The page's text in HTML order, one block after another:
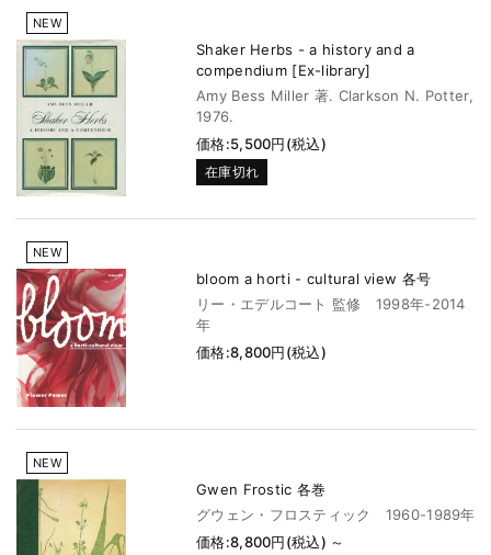
NEW
Shaker Herbs - a history and a
compendium [Ex-library]
Amy Bess Miller 著. Clarkson N. Potter,
1976.
価格:5,500円(税込)
在庫切れ
NEW
bloom a horti - cultural view 各号
リー・エデルコート 監修 1998年-2014
年
価格:8,800円(税込)
NEW
Gwen Frostic 各巻
グウェン・フロスティック 1960-1989年
価格:8,800円(税込) ～